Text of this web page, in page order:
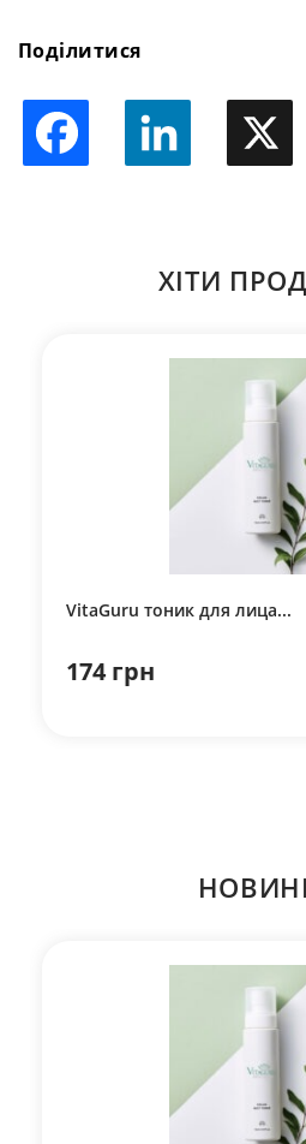
Поділитися
ХІТИ
VitaGuru тоник для лица...
174 грн